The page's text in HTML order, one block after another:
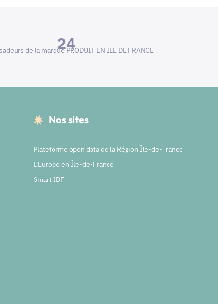
24
de la marque PRODUIT EN ILE DE FRANCE
Nos sites
Plateforme open data de la Région Île-de-France
L'Europe en Île-de-France
Smart IDF